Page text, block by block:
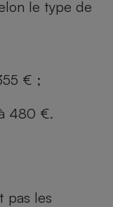
le type de
€ ;
480 €.
pas les